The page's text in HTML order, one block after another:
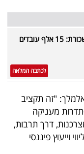
תוספת של 720 שקל למשכורת: 15 אלף עובדים
לכתבה המלאה
"זה תקציב
מעניקה
דרך תרבות,
וייעוץ פיננסי